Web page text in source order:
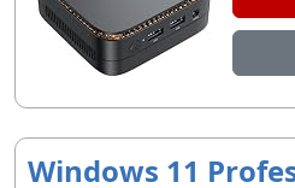
Windows 11